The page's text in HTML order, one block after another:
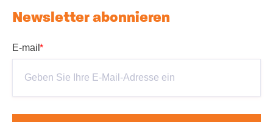
Newsletter abonnieren
E-mail*